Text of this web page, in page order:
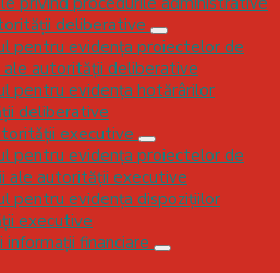
deliberative
pentru evidența proiectelor de
ale autorității deliberative
pentru evidența hotărârilor
deliberative
executive
pentru evidența proiectelor de
ale autorității executive
pentru evidența dispozițiilor
executive
financiare
depuse – Programul Național
– Liceul Tehnologic
Mehadia
depunerea solicitării de obținere
– Centru de zi pentru copii în
Plugova